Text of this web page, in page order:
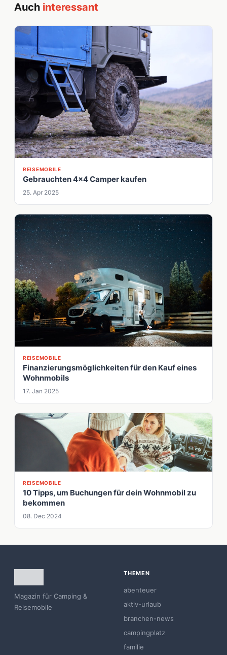
Auch interessant
REISEMOBILE
Gebrauchten 4x4 Camper kaufen
25. Apr 2025
REISEMOBILE
Finanzierungsmöglichkeiten für den Kauf eines
Wohnmobils
17. Jan 2025
REISEMOBILE
10 Tipps, um Buchungen für dein Wohnmobil zu
bekommen
08. Dec 2024
Magazin für Camping &
Reisemobile
THEMEN
abenteuer
aktiv-urlaub
branchen-news
campingplatz
familie